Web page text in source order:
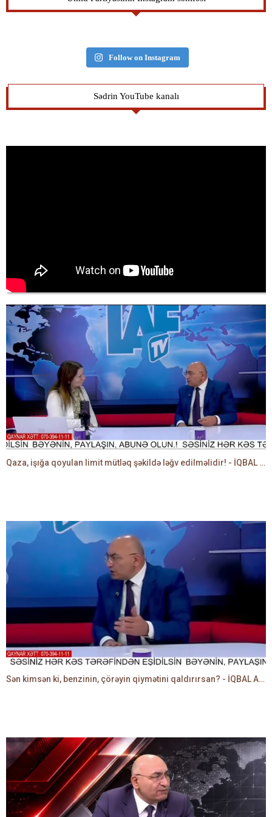
Follow on Instagram
Sədrin YouTube kanalı
Qaza, işığa qoyulan limit mütləq şəkildə ləğv edilməlidir! - İQBAL AĞAZADƏ
Sən kimsən ki, benzinin, çörəyin qiymətini qaldırırsan? - İQBAL AĞAZADƏ